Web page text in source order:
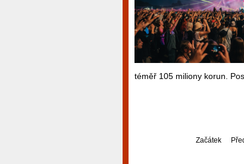
téměř 105 miliony korun.
Začátek